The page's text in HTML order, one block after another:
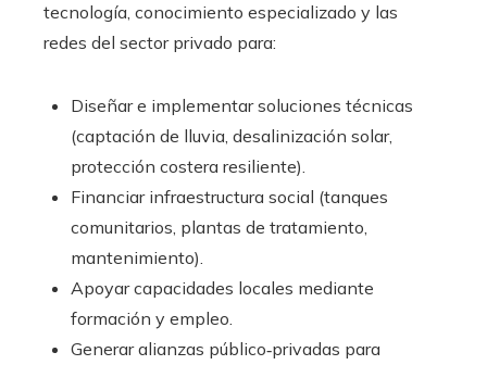
tecnología, conocimiento especializado y las
redes del sector privado para:
Diseñar e implementar soluciones técnicas
(captación de lluvia, desalinización solar,
protección costera resiliente).
Financiar infraestructura social (tanques
comunitarios, plantas de tratamiento,
mantenimiento).
Apoyar capacidades locales mediante
formación y empleo.
Generar alianzas público‑privadas para